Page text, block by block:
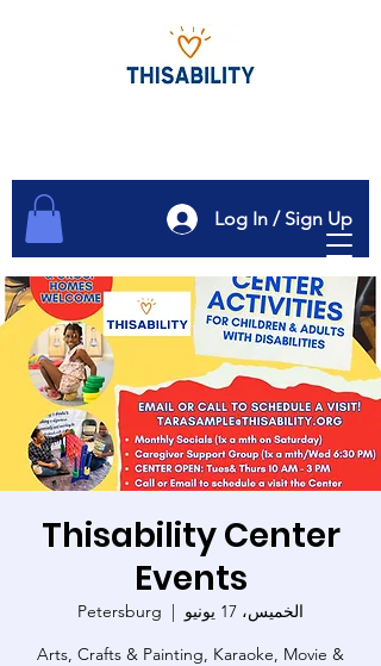
Log In / Sign Up
Thisability Center
Events
الخميس، 17 يونيو
  |
Petersburg
Arts, Crafts & Painting, Karaoke, Movie &